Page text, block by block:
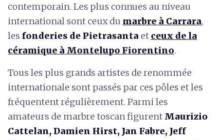
contemporain. Les plus connues au niveau
international sont ceux du marbre à Carrara,
les fonderies de Pietrasanta et ceux de la
céramique à Montelupo Fiorentino.
Tous les plus grands artistes de renommée
internationale sont passés par ces pôles et les
fréquentent régulièrement. Parmi les
amateurs de marbre toscan figurent Maurizio
Cattelan, Damien Hirst, Jan Fabre, Jeff